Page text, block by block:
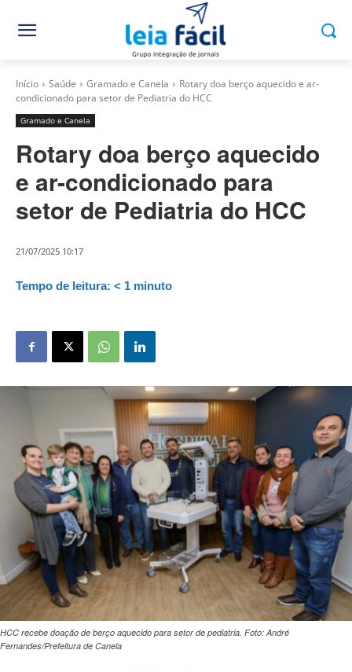
Início Saúde Gramado e Canela
Rotary doa berço aquecido e ar-
condicionado para setor de Pediatria do HCC
Gramado e Canela
Rotary doa berço aquecido
e ar-condicionado para
setor de Pediatria do HCC
21/07/2025 10:17
Tempo de leitura: < 1 minuto
HCC recebe doação de berço aquecido para setor de pediatria. Foto: André
Fernandes/Prefeitura de Canela